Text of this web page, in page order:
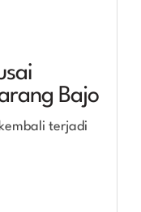
Bajo
terjadi